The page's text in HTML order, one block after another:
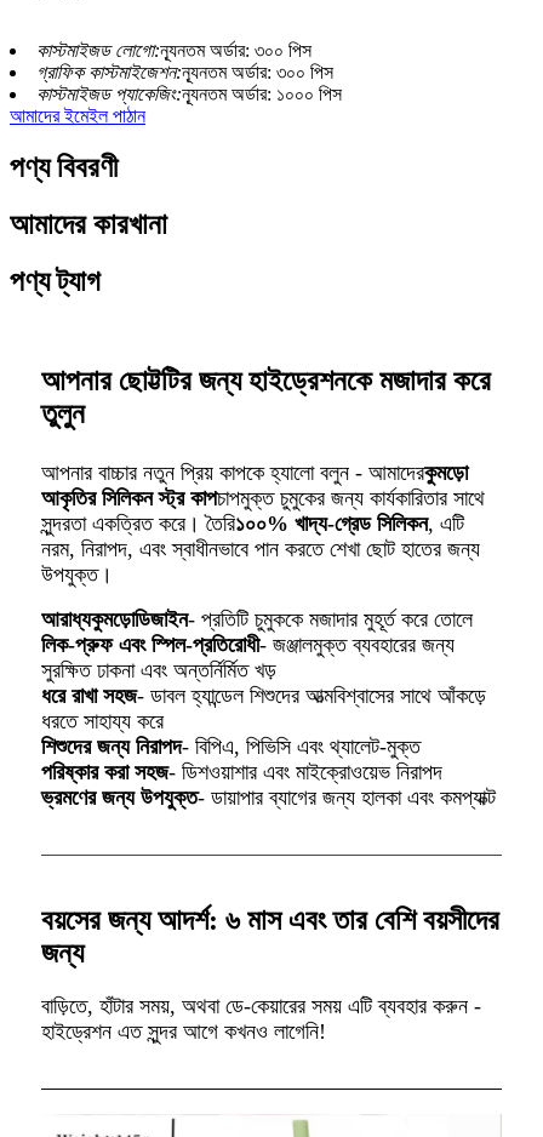
কাস্টমাইজড লোগো:ন্যূনতম অর্ডার: ৩০০ পিস
গ্রাফিক কাস্টমাইজেশন:ন্যূনতম অর্ডার: ৩০০ পিস
কাস্টমাইজড প্যাকেজিং:ন্যূনতম অর্ডার: ১০০০ পিস
আমাদের ইমেইল পাঠান
পণ্য বিবরণী
আমাদের কারখানা
পণ্য ট্যাগ
আপনার ছোট্টটির জন্য হাইড্রেশনকে মজাদার করে
তুলুন
আপনার বাচ্চার নতুন প্রিয় কাপকে হ্যালো বলুন - আমাদেরকুমড়ো
আকৃতির সিলিকন স্ট্র কাপচাপমুক্ত চুমুকের জন্য কার্যকারিতার সাথে
সুন্দরতা একত্রিত করে। তৈরি১০০% খাদ্য-গ্রেড সিলিকন, এটি
নরম, নিরাপদ, এবং স্বাধীনভাবে পান করতে শেখা ছোট হাতের জন্য
উপযুক্ত।
আরাধ্যকুমড়োডিজাইন- প্রতিটি চুমুককে মজাদার মুহূর্ত করে তোলে
লিক-প্রুফ এবং স্পিল-প্রতিরোধী- জঞ্জালমুক্ত ব্যবহারের জন্য
সুরক্ষিত ঢাকনা এবং অন্তর্নির্মিত খড়
ধরে রাখা সহজ- ডাবল হ্যান্ডেল শিশুদের আত্মবিশ্বাসের সাথে আঁকড়ে
ধরতে সাহায্য করে
শিশুদের জন্য নিরাপদ- বিপিএ, পিভিসি এবং থ্যালেট-মুক্ত
পরিষ্কার করা সহজ- ডিশওয়াশার এবং মাইক্রোওয়েভ নিরাপদ
ভ্রমণের জন্য উপযুক্ত- ডায়াপার ব্যাগের জন্য হালকা এবং কমপ্যাক্ট
বয়সের জন্য আদর্শ: ৬ মাস এবং তার বেশি বয়সীদের
জন্য
বাড়িতে, হাঁটার সময়, অথবা ডে-কেয়ারের সময় এটি ব্যবহার করুন -
হাইড্রেশন এত সুন্দর আগে কখনও লাগেনি!